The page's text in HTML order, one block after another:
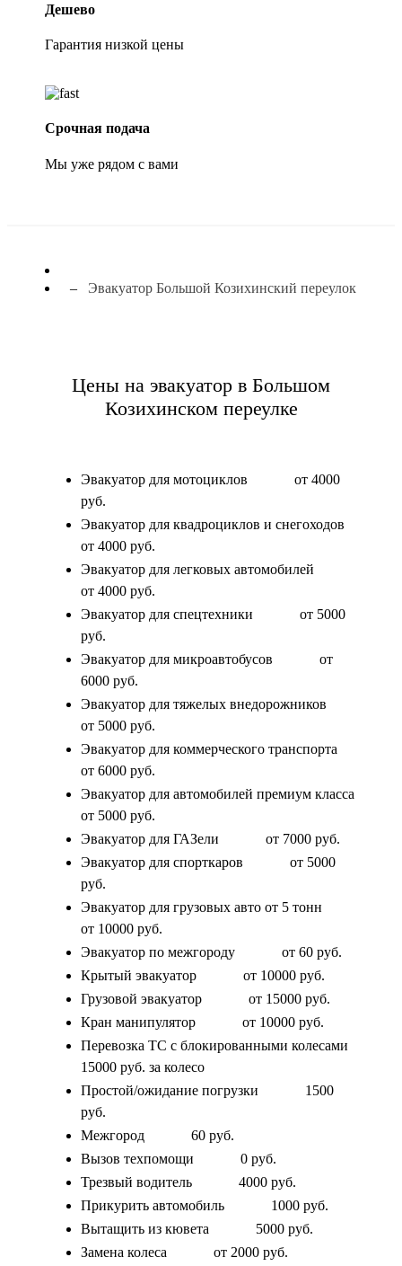
Дешево
Гарантия низкой цены
Срочная подача
Мы уже рядом с вами
Эвакуатор Большой Козихинский переулок
Цены на эвакуатор в Большом
Козихинском переулке
Эвакуатор для мотоциклов
от 4000
руб.
Эвакуатор для квадроциклов и снегоходов
от 4000 руб.
Эвакуатор для легковых автомобилей
от 4000 руб.
Эвакуатор для спецтехники
от 5000
руб.
Эвакуатор для микроавтобусов
от
6000 руб.
Эвакуатор для тяжелых внедорожников
от 5000 руб.
Эвакуатор для коммерческого транспорта
от 6000 руб.
Эвакуатор для автомобилей премиум класса
от 5000 руб.
Эвакуатор для ГАЗели
от 7000 руб.
Эвакуатор для спорткаров
от 5000
руб.
Эвакуатор для грузовых авто от 5 тонн
от 10000 руб.
Эвакуатор по межгороду
от 60 руб.
Крытый эвакуатор
от 10000 руб.
Грузовой эвакуатор
от 15000 руб.
Кран манипулятор
от 10000 руб.
Перевозка ТС с блокированными колесами
15000 руб. за колесо
Простой/ожидание погрузки
1500
руб.
Межгород
60 руб.
Вызов техпомощи
0 руб.
Трезвый водитель
4000 руб.
Прикурить автомобиль
1000 руб.
Вытащить из кювета
5000 руб.
Замена колеса
от 2000 руб.